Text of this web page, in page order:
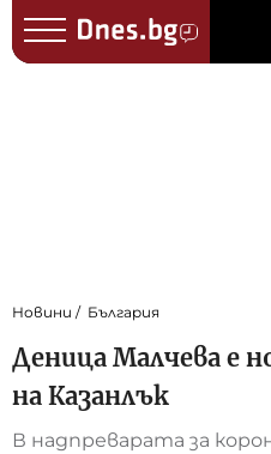
Новини България
Деница Малчева е
на Казанлък
В надпреварата за